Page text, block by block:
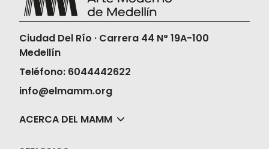
Ciudad Del Río · Carrera 44 N° 19A-100
Medellín
Teléfono: 6044442622
info@elmamm.org
ACERCA DEL MAMM